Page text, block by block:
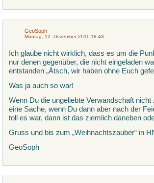
GeoSoph
Montag, 12. Dezember 2011 18:43
Ich glaube nicht wirklich, dass es um die
nur denen gegenüber, die nicht eingeladen
entstanden „Ätsch, wir haben ohne Euch
Was ja auch so war!
Wenn Du die ungeliebte Verwandschaft
eine Sache, wenn Du dann aber nach der
toll es war, dann ist das ziemlich daneben
Gruss und bis zum „Weihnachtszauber“ in
GeoSoph